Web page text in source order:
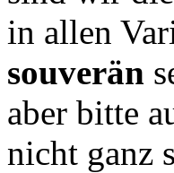
in allen
souverän
aber bitte
nicht ganz